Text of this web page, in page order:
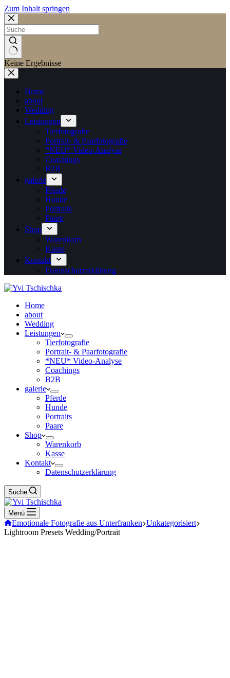
Zum Inhalt springen
Keine Ergebnisse
Home
about
Wedding
Leistungen
Tierfotografie
Portrait- & Paarfotografie
*NEU* Video-Analyse
Coachings
B2B
galerie
Pferde
Hunde
Portraits
Paare
Shop
Warenkorb
Kasse
Kontakt
Datenschutzerklärung
Home
about
Wedding
Leistungen
Tierfotografie
Portrait- & Paarfotografie
*NEU* Video-Analyse
Coachings
B2B
galerie
Pferde
Hunde
Portraits
Paare
Shop
Warenkorb
Kasse
Kontakt
Datenschutzerklärung
Suche
Menü
Emotionale Fotografie aus Unterfranken Unkategorisiert
Lightroom Presets Wedding/Portrait